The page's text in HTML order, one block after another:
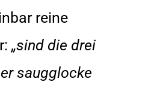
reine
„sind die drei
saugglocke